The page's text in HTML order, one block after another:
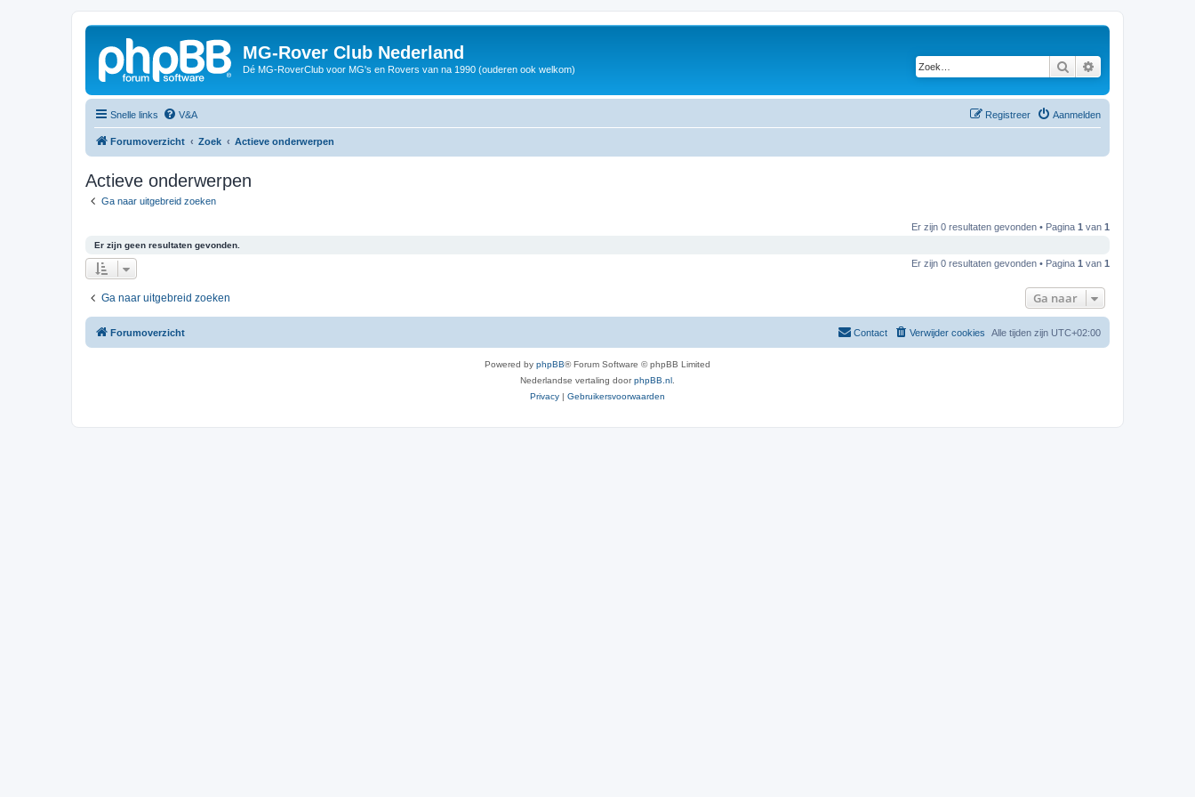
MG-Rover Club Nederland
Dé MG-RoverClub voor MG's en Rovers van na 1990 (ouderen ook welkom) Zoek
Snelle links V&A Aanmelden
Registreer
Forumoverzicht Zoek Actieve onderwerpen
Actieve onderwerpen
Ga naar uitgebreid zoeken
Er zijn 0 resultaten gevonden • Pagina 1 van 1
Er zijn geen resultaten gevonden.
Er zijn 0 resultaten gevonden • Pagina 1 van 1
Ga naar uitgebreid zoeken Ga naar
Forumoverzicht Alle tijden zijn UTC+02:00
Verwijder cookies
Contact
Powered by phpBB® Forum Software © phpBB Limited
Nederlandse vertaling doorphpBB.nl
Privacy | Gebruikersvoorwaarden